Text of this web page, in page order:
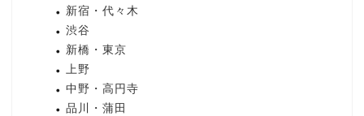
新宿・代々木
渋谷
新橋・東京
上野
中野・高円寺
品川・蒲田